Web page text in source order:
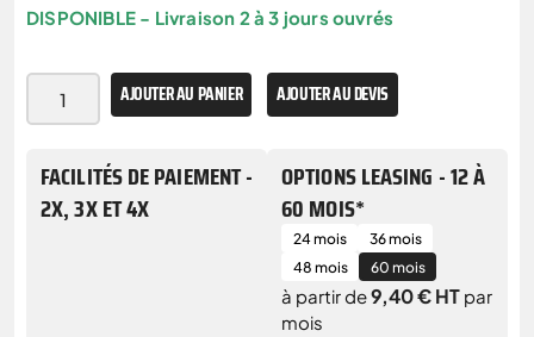
DISPONIBLE - Livraison 2 à 3 jours ouvrés
AJOUTER AU PANIER AJOUTER AU DEVIS
FACILITÉS DE PAIEMENT -
2X, 3X ET 4X
OPTIONS LEASING - 12 À
60 MOIS*
24 mois
36 mois
48 mois
60 mois
à partir de9,40 € HT par
mois